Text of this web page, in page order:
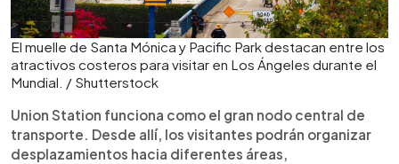
El muelle de Santa Mónica y Pacific Park destacan entre los
atractivos costeros para visitar en Los Ángeles durante el
Mundial. / Shutterstock
Union Station funciona como el gran nodo central de
transporte. Desde allí, los visitantes podrán organizar
desplazamientos hacia diferentes áreas,